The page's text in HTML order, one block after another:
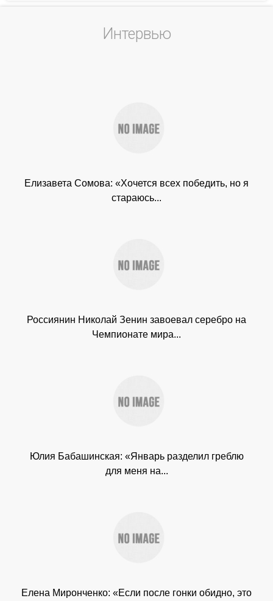
Интервью
Елизавета Сомова: «Хочется всех победить, но я
стараюсь...
Россиянин Николай Зенин завоевал серебро на
Чемпионате мира...
Юлия Бабашинская: «Январь разделил греблю
для меня на...
Елена Миронченко: «Если после гонки обидно, это